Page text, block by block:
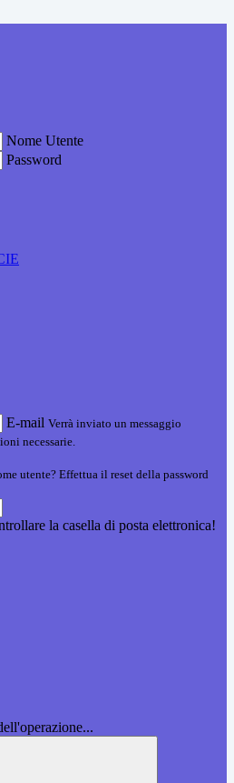
Nome Utente
Password
E-mail Verrà inviato un messaggio
necessarie.
utente? Effettua il reset della password
la casella di posta elettronica!